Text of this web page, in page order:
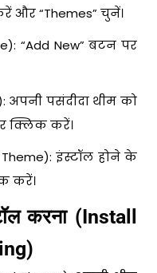
और “Themes” चुनें।
“Add New” बटन पर
अपनी पसंदीदा थीम को
क्लिक करें।
इंस्टॉल होने के
करें।
करना (Install